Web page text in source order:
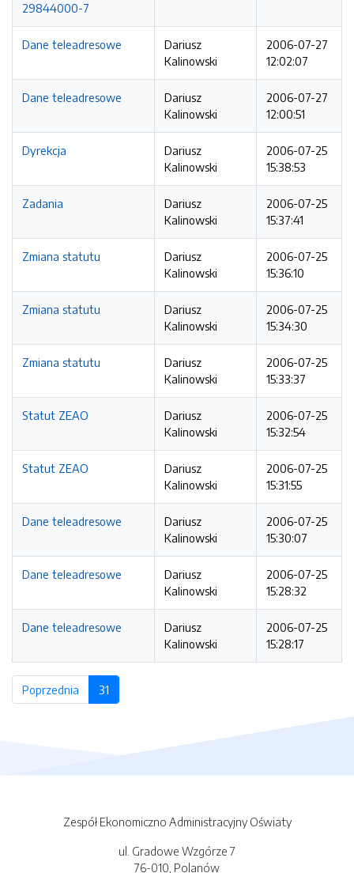
29844000-7
Dane teleadresowe
Dariusz
Kalinowski
2006-07-27
12:02:07
Dane teleadresowe
Dariusz
Kalinowski
2006-07-27
12:00:51
Dyrekcja
Dariusz
Kalinowski
2006-07-25
15:38:53
Zadania
Dariusz
Kalinowski
2006-07-25
15:37:41
Zmiana statutu
Dariusz
Kalinowski
2006-07-25
15:36:10
Zmiana statutu
Dariusz
Kalinowski
2006-07-25
15:34:30
Zmiana statutu
Dariusz
Kalinowski
2006-07-25
15:33:37
Statut ZEAO
Dariusz
Kalinowski
2006-07-25
15:32:54
Statut ZEAO
Dariusz
Kalinowski
2006-07-25
15:31:55
Dane teleadresowe
Dariusz
Kalinowski
2006-07-25
15:30:07
Dane teleadresowe
Dariusz
Kalinowski
2006-07-25
15:28:32
Dane teleadresowe
Dariusz
Kalinowski
2006-07-25
15:28:17
Poprzednia strona
31
Zespół Ekonomiczno Administracyjny Oświaty
ul. Gradowe Wzgórze 7
76-010, Polanów